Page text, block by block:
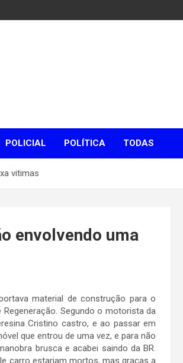
POLICIAL POLÍTICA TODAS
vitimas
envolvendo uma
material de construção para o
Segundo o motorista da
Cristino castro, e ao passar em
que entrou de uma vez, e para não
brusca e acabei saindo da BR.
carro estariam mortos, mas graças a